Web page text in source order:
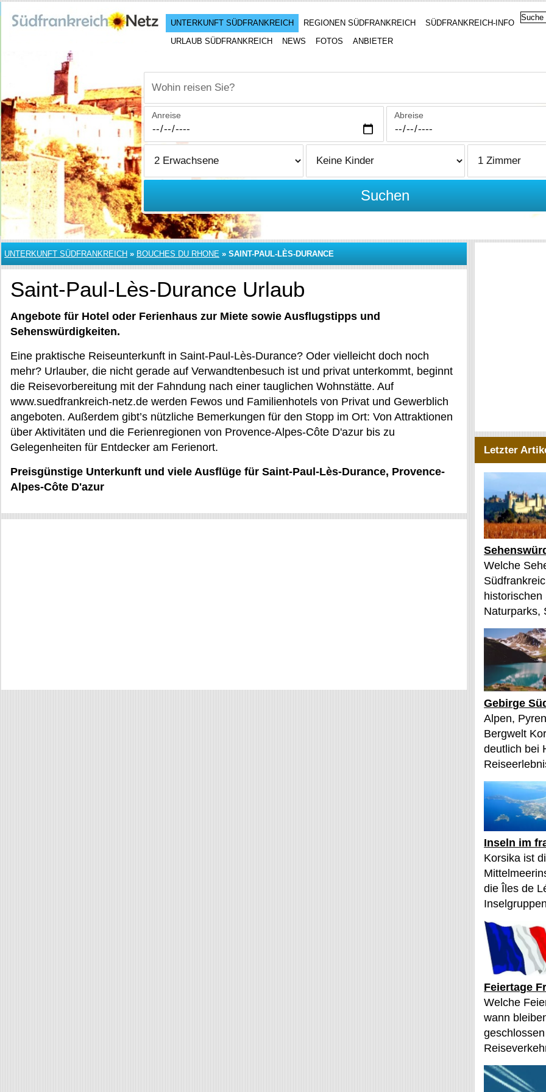
UNTERKUNFT SÜDFRANKREICH REGIONEN SÜDFRANKREICH
SÜDFRANKREICH-INFO
URLAUB SÜDFRANKREICH
NEWS FOTOS ANBIETER
Wohin reisen Sie?
Anreise Abreise
Suchen
UNTERKUNFT SÜDFRANKREICH » BOUCHES DU RHONE » SAINT-PAUL-LÈS-DURANCE
Saint-Paul-Lès-Durance Urlaub
Angebote für Hotel oder Ferienhaus zur Miete sowie Ausflugstipps und
Sehenswürdigkeiten.
Eine praktische Reiseunterkunft in Saint-Paul-Lès-Durance? Oder vielleicht doch noch
mehr? Urlauber, die nicht gerade auf Verwandtenbesuch ist und privat unterkommt, beginnt
die Reisevorbereitung mit der Fahndung nach einer tauglichen Wohnstätte. Auf
www.suedfrankreich-netz.de werden Fewos und Familienhotels von Privat und Gewerblich
angeboten. Außerdem gibt’s nützliche Bemerkungen für den Stopp im Ort: Von Attraktionen
über Aktivitäten und die Ferienregionen von Provence-Alpes-Côte D'azur bis zu
Gelegenheiten für Entdecker am Ferienort.
Preisgünstige Unterkunft und viele Ausflüge für Saint-Paul-Lès-Durance, Provence-
Alpes-Côte D'azur
Letzter
Welche
Naturparks,
Gebirge
Alpen,
Bergwelt
deutlich bei
Inseln im
Korsika ist
die Îles de
Feiertage
Welche
wann